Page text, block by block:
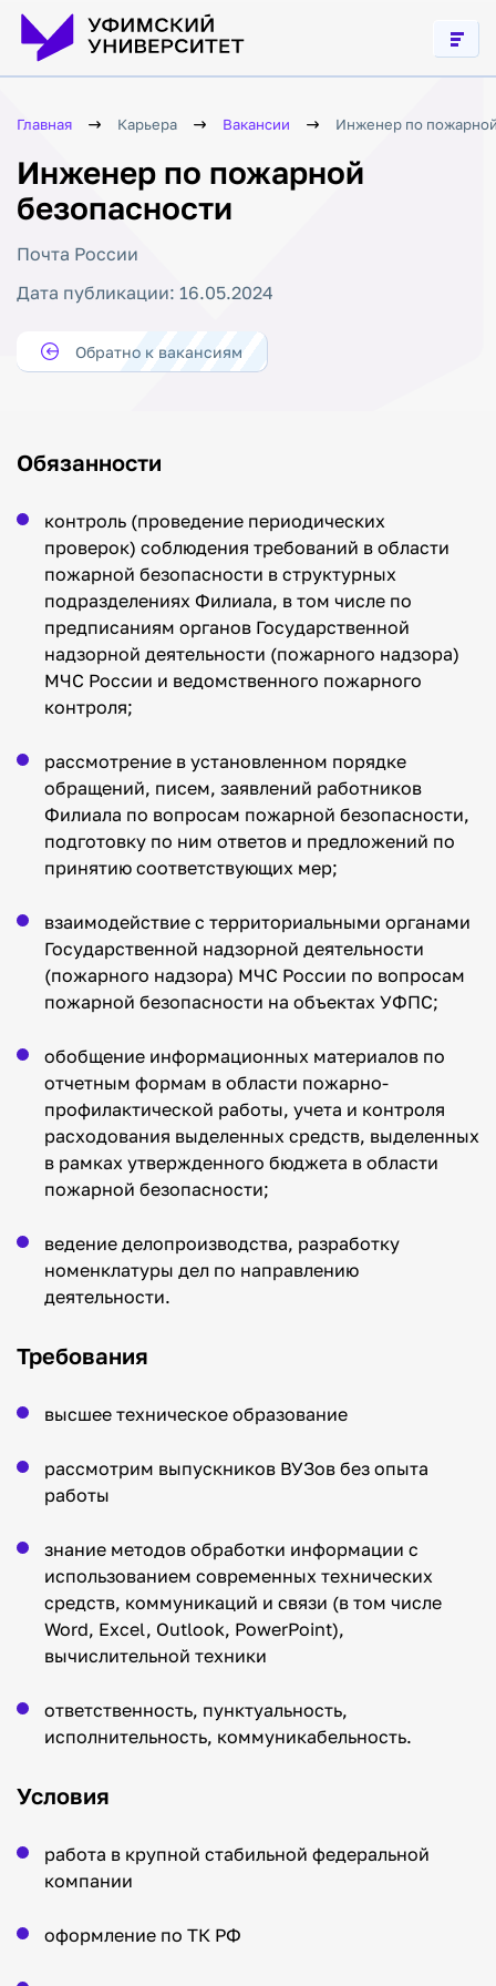
Главная Карьера Вакансии Инженер по
Инженер по пожарной
безопасности
Почта России
Дата публикации: 16.05.2024
Обратно к вакансиям
Обязанности
контроль (проведение периодических
проверок) соблюдения требований в области
пожарной безопасности в структурных
подразделениях Филиала, в том числе по
предписаниям органов Государственной
надзорной деятельности (пожарного надзора)
МЧС России и ведомственного пожарного
контроля;
рассмотрение в установленном порядке
обращений, писем, заявлений работников
Филиала по вопросам пожарной безопасности,
подготовку по ним ответов и предложений по
принятию соответствующих мер;
взаимодействие с территориальными органами
Государственной надзорной деятельности
(пожарного надзора) МЧС России по вопросам
пожарной безопасности на объектах УФПС;
обобщение информационных материалов по
отчетным формам в области пожарно-
профилактической работы, учета и контроля
расходования выделенных средств, выделенных
в рамках утвержденного бюджета в области
пожарной безопасности;
ведение делопроизводства, разработку
номенклатуры дел по направлению
деятельности.
Требования
высшее техническое образование
рассмотрим выпускников ВУЗов без опыта
работы
знание методов обработки информации с
использованием современных технических
средств, коммуникаций и связи (в том числе
Word, Excel, Outlook, PowerPoint),
вычислительной техники
ответственность, пунктуальность,
исполнительность, коммуникабельность.
Условия
работа в крупной стабильной федеральной
компании
оформление по ТК РФ
Профилактика
экстремизма